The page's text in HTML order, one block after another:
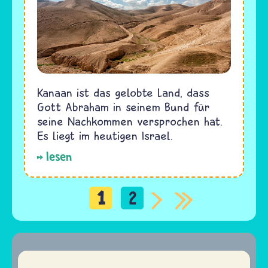
Kanaan ist das gelobte Land, dass
Gott Abraham in seinem Bund für
seine Nachkommen versprochen hat.
Es liegt im heutigen Israel.
lesen
Seitennummerierung
1 2